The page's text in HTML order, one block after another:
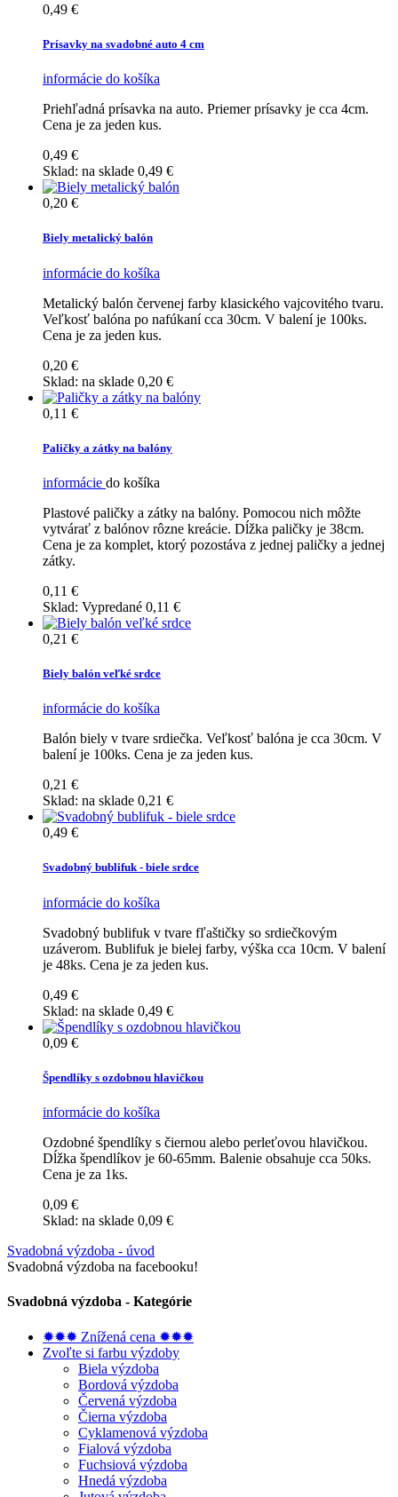
0,49 €
Prísavky na svadobné auto 4 cm
informácie do košíka
Priehľadná prísavka na auto. Priemer prísavky je cca 4cm.
Cena je za jeden kus.
0,49 €
Sklad: na sklade 0,49 €
0,20 €
Biely metalický balón
informácie do košíka
Metalický balón červenej farby klasického vajcovitého tvaru.
Veľkosť balóna po nafúkaní cca 30cm. V balení je 100ks.
Cena je za jeden kus.
0,20 €
Sklad: na sklade 0,20 €
0,11 €
Paličky a zátky na balóny
informácie do košíka
Plastové paličky a zátky na balóny. Pomocou nich môžte
vytvárať z balónov rôzne kreácie. Dĺžka paličky je 38cm.
Cena je za komplet, ktorý pozostáva z jednej paličky a jednej
zátky.
0,11 €
Sklad: Vypredané 0,11 €
0,21 €
Biely balón veľké srdce
informácie do košíka
Balón biely v tvare srdiečka. Veľkosť balóna je cca 30cm. V
balení je 100ks. Cena je za jeden kus.
0,21 €
Sklad: na sklade 0,21 €
0,49 €
Svadobný bublifuk - biele srdce
informácie do košíka
Svadobný bublifuk v tvare fľaštičky so srdiečkovým
uzáverom. Bublifuk je bielej farby, výška cca 10cm. V balení
je 48ks. Cena je za jeden kus.
0,49 €
Sklad: na sklade 0,49 €
0,09 €
Špendlíky s ozdobnou hlavičkou
informácie do košíka
Ozdobné špendlíky s čiernou alebo perleťovou hlavičkou.
Dĺžka špendlíkov je 60-65mm. Balenie obsahuje cca 50ks.
Cena je za 1ks.
0,09 €
Sklad: na sklade 0,09 €
Svadobná výzdoba - úvod
Svadobná výzdoba na facebooku!
Svadobná výzdoba - Kategórie
✹✹✹ Znížená cena ✹✹✹
Zvoľte si farbu výzdoby
Biela výzdoba
Bordová výzdoba
Červená výzdoba
Čierna výzdoba
Cyklamenová výzdoba
Fialová výzdoba
Fuchsiová výzdoba
Hnedá výzdoba